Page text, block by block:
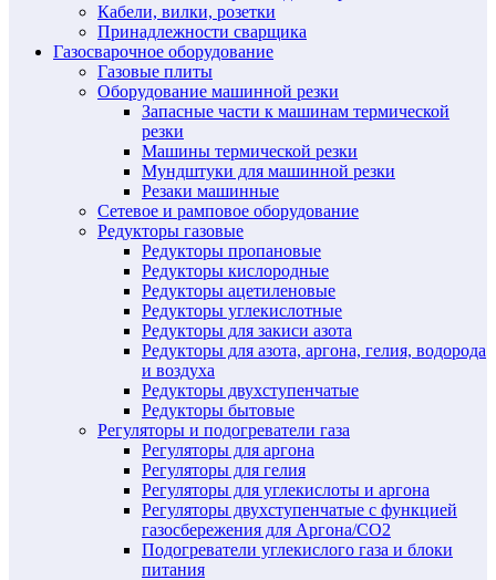
Кабели, вилки, розетки
Принадлежности сварщика
Газосварочное оборудование
Газовые плиты
Оборудование машинной резки
Запасные части к машинам термической
резки
Машины термической резки
Мундштуки для машинной резки
Резаки машинные
Сетевое и рамповое оборудование
Редукторы газовые
Редукторы пропановые
Редукторы кислородные
Редукторы ацетиленовые
Редукторы углекислотные
Редукторы для закиси азота
Редукторы для азота, аргона, гелия, водорода
и воздуха
Редукторы двухступенчатые
Редукторы бытовые
Регуляторы и подогреватели газа
Регуляторы для аргона
Регуляторы для гелия
Регуляторы для углекислоты и аргона
Регуляторы двухступенчатые c функцией
газосбережения для Аргона/СО2
Подогреватели углекислого газа и блоки
питания